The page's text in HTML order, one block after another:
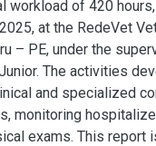
workload of 420
at the RedeVet
– PE, under the
The activities
and specialized
monitoring
exams. This report